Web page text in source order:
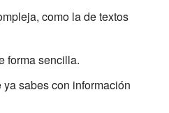
como la de textos
forma sencilla.
sabes con información